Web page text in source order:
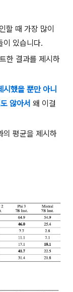
때 가장 많이
이 있습니다.
한 결과를 제시하
했을 뿐만 아니
않아서 왜 이걸
의 평균을 제시하